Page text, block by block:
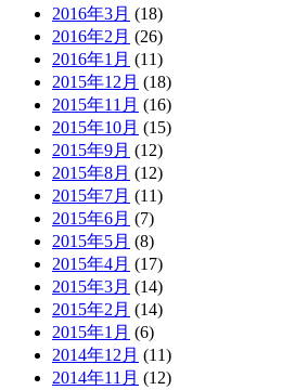
2016年3月 (18)
2016年2月 (26)
2016年1月 (11)
2015年12月 (18)
2015年11月 (16)
2015年10月 (15)
2015年9月 (12)
2015年8月 (12)
2015年7月 (11)
2015年6月 (7)
2015年5月 (8)
2015年4月 (17)
2015年3月 (14)
2015年2月 (14)
2015年1月 (6)
2014年12月 (11)
2014年11月 (12)